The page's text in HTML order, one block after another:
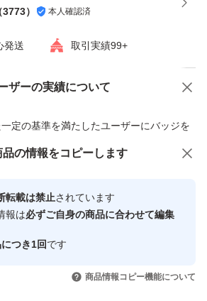
Silicon ※環境により手順は異なりま
Camp等でWindows導入後のセット
プロダクトキー（オンラインで認証）
3773） 本人確認済
発送 取引実績99+
ザーの実績について
定の基準を満たしたユーザーにバッジを
心・安全なユーザーです
引を完了させた実績があります
商品への質問
品の情報をコピーします
転載は禁止されています
報は必ずご自身の商品に合わせて編集
つき1回です
商品情報コピー機能について
人にオススメ